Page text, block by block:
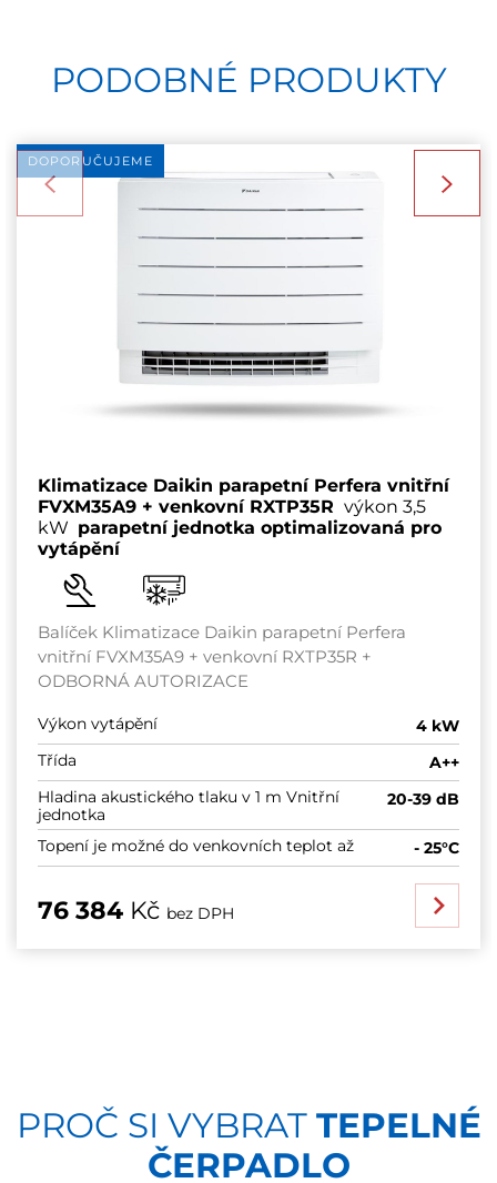
PODOBNÉ PRODUKTY
DOPORUČUJEME
Klimatizace Daikin parapetní Perfera vnitřní
FVXM35A9 + venkovní RXTP35R výkon 3,5
kW parapetní jednotka optimalizovaná pro
vytápění
Balíček Klimatizace Daikin parapetní Perfera
vnitřní FVXM35A9 + venkovní RXTP35R +
ODBORNÁ AUTORIZACE
Výkon vytápění
4 kW
Třída
A++
Hladina akustického tlaku v 1 m Vnitřní
jednotka
20-39 dB
Topení je možné do venkovních teplot až - 25°C
76 384 Kč bez DPH
PROČ SI VYBRAT TEPELNÉ
ČERPADLO